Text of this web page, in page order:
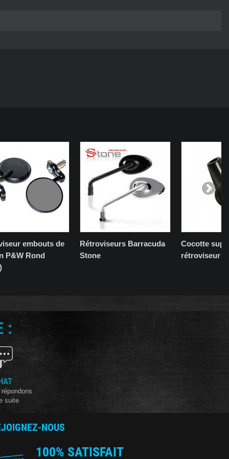
embouts de
P&W Rond
Rétroviseurs Barracuda
Stone
Cocotte
rétroviseur
:
suite
NOUS
100% SATISFAIT